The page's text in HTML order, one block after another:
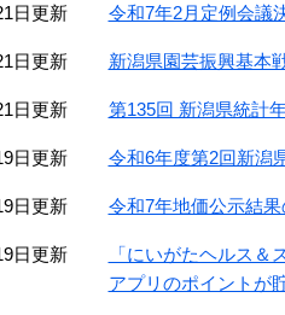
日更新 令和7年2月定例会議
日更新 新潟県園芸振興基本
日更新 第135回 新潟県統計
日更新 令和6年度第2回新潟
日更新 令和7年地価公示結果
日更新
「にいがたヘルス
アプリのポイントが